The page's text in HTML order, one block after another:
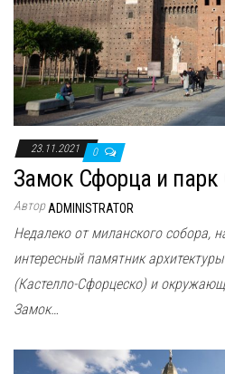
23.11.2021 0
Замок Сфорца и парк
АвторADMINISTRATOR
Недалеко от миланского собора,
интересный памятник
(Кастелло-Сфорцеско) и
Замок…